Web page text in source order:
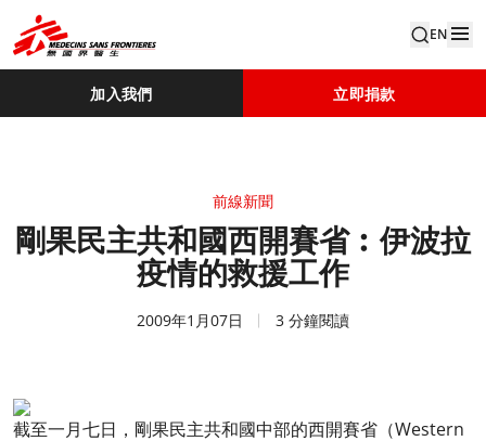
EN
加入我們 立即捐款
前線新聞
剛果民主共和國西開賽省︰伊波拉
疫情的救援工作
2009年1月07日 3 分鐘閱讀
截至一月七日，剛果民主共和國中部的西開賽省（Western